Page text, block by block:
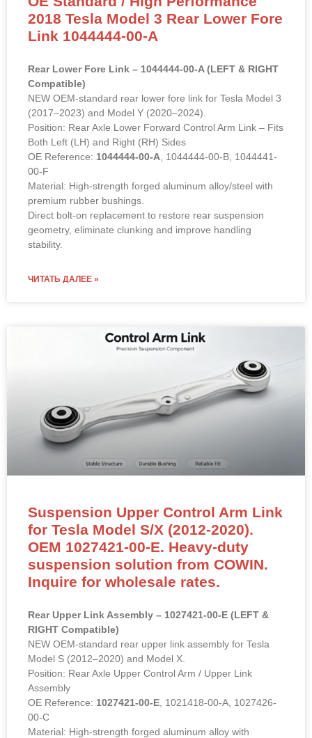
2018 Tesla Model 3 Rear Lower Fore
Link 1044444-00-A
Rear Lower Fore Link – 1044444-00-A (LEFT & RIGHT
Compatible)
NEW OEM-standard rear lower fore link for Tesla Model 3
(2017–2023) and Model Y (2020–2024).
Position: Rear Axle Lower Forward Control Arm Link – Fits
Both Left (LH) and Right (RH) Sides
OE Reference: 1044444-00-A , 1044444-00-B, 1044441-
00-F
Material: High-strength forged aluminum alloy/steel with
premium rubber bushings.
Direct bolt-on replacement to restore rear suspension
geometry, eliminate clunking and improve handling
stability.
ЧИТАТЬ ДАЛЕЕ »
Suspension Upper Control Arm Link
for Tesla Model S/X (2012-2020).
OEM 1027421-00-E. Heavy-duty
suspension solution from COWIN.
Inquire for wholesale rates.
Rear Upper Link Assembly – 1027421-00-E (LEFT &
RIGHT Compatible)
NEW OEM-standard rear upper link assembly for Tesla
Model S (2012–2020) and Model X.
Position: Rear Axle Upper Control Arm / Upper Link
Assembly
OE Reference: 1027421-00-E , 1021418-00-A, 1027426-
00-C
Material: High-strength forged aluminum alloy with